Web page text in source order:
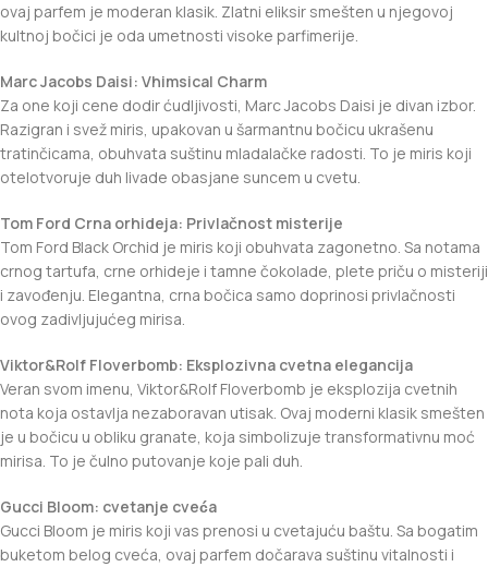
ovaj parfem je moderan klasik. Zlatni eliksir smešten u njegovoj
kultnoj bočici je oda umetnosti visoke parfimerije.
Marc Jacobs Daisi: Vhimsical Charm
Za one koji cene dodir ćudljivosti, Marc Jacobs Daisi je divan izbor.
Razigran i svež miris, upakovan u šarmantnu bočicu ukrašenu
tratinčicama, obuhvata suštinu mladalačke radosti. To je miris koji
otelotvoruje duh livade obasjane suncem u cvetu.
Tom Ford Crna orhideja: Privlačnost misterije
Tom Ford Black Orchid je miris koji obuhvata zagonetno. Sa notama
crnog tartufa, crne orhideje i tamne čokolade, plete priču o misteriji
i zavođenju. Elegantna, crna bočica samo doprinosi privlačnosti
ovog zadivljujućeg mirisa.
Viktor&Rolf Floverbomb: Eksplozivna cvetna elegancija
Veran svom imenu, Viktor&Rolf Floverbomb je eksplozija cvetnih
nota koja ostavlja nezaboravan utisak. Ovaj moderni klasik smešten
je u bočicu u obliku granate, koja simbolizuje transformativnu moć
mirisa. To je čulno putovanje koje pali duh.
Gucci Bloom: cvetanje cveća
Gucci Bloom je miris koji vas prenosi u cvetajuću baštu. Sa bogatim
buketom belog cveća, ovaj parfem dočarava suštinu vitalnosti i